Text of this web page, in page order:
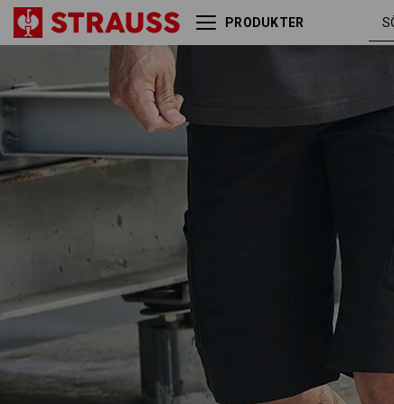
PRODUKTER
Shorts e.s.vision, herrar svart